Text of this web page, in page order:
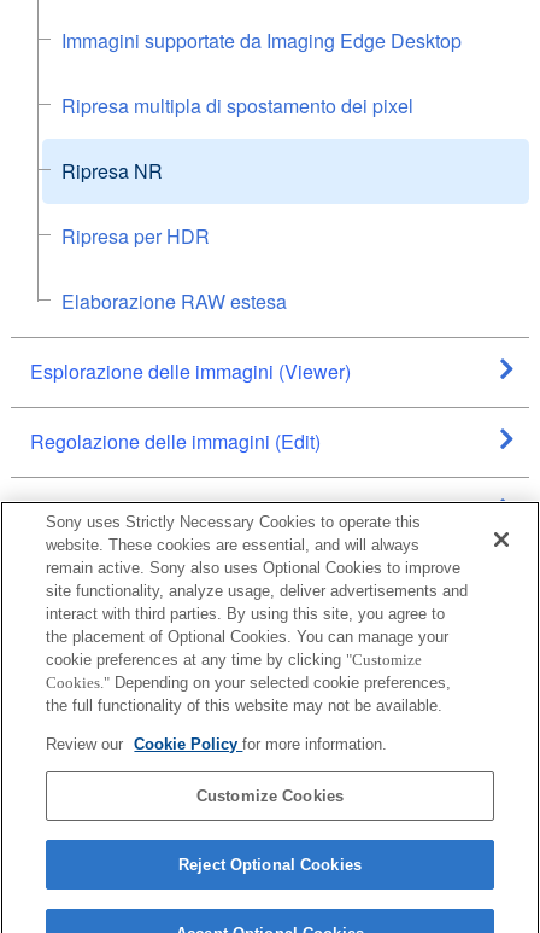
Immagini supportate da Imaging Edge Desktop
Ripresa multipla di spostamento dei pixel
Ripresa NR
Ripresa per HDR
Elaborazione RAW estesa
Esplorazione delle immagini (Viewer)
Regolazione delle immagini (Edit)
Ripresa remota (Remote)
Salvataggio/esportazione/stampa
Impostazioni
Sony uses Strictly Necessary Cookies to operate this
website. These cookies are essential, and will always
remain active. Sony also uses Optional Cookies to improve
site functionality, analyze usage, deliver advertisements and
interact with third parties. By using this site, you agree to
the placement of Optional Cookies. You can manage your
cookie preferences at any time by clicking "Customize
Cookies." Depending on your selected cookie preferences,
the full functionality of this website may not be available.
Review our Cookie Policyfor more information.
Customize Cookies
Reject Optional Cookies